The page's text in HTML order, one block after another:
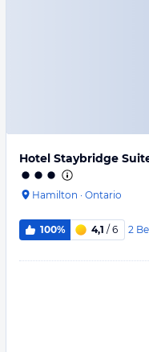
Hotel Staybridge
Hamilton · Ontario
100% 4,1 / 6 2